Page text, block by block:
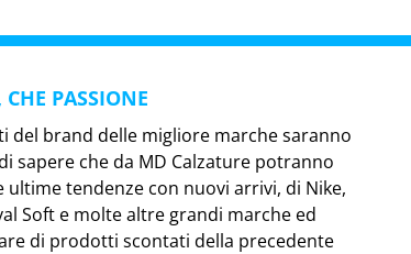
CHE PASSIONE
del brand delle migliore marche saranno
sapere che da MD Calzature potranno
ultime tendenze con nuovi arrivi, di Nike,
Soft e molte altre grandi marche ed
di prodotti scontati della precedente